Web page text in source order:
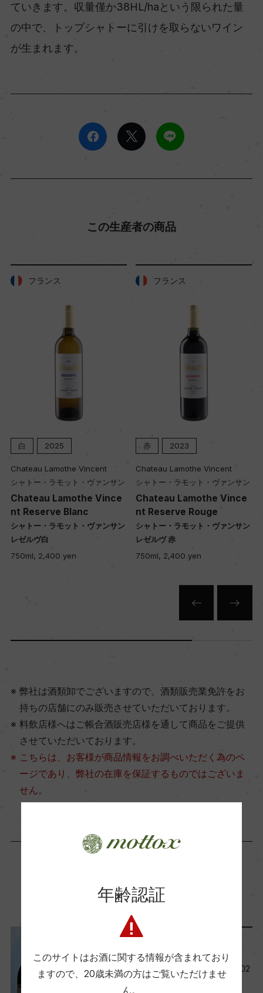
ていきます。収量僅か38HL/haという限られた量
の中で、トップシャトーに引けを取らないワイン
が生まれます。
この生産者の商品
フランス
赤 2023
Chateau Lamothe Vincent
シャトー・ラモット・ヴァンサン
Chateau Lamothe Vince
nt Reserve Rouge
シャトー・ラモット・ヴァンサン
レゼルヴ 赤
750ml, 2,400 yen
フランス
赤 2022
Chateau Lamothe Vincent
シャトー・ラモット・ヴァンサン
Chateau Lamothe Vince
nt Heritage
シャトー・ラモット・ヴァンサン
エリタージュ
750ml, 3,000 yen
弊社は酒類卸でございますので、酒類販売業免許をお
持ちの店舗にのみ販売させていただいております。
料飲店様へはご帳合酒販売店様を通して商品をご提供
させていただいております。
こちらは、お客様が商品情報をお調べいただく為のペ
ージであり、弊社の在庫を保証するものではございま
せん。
関連記事
今月の新規取り扱い商品【202
6年7月】
年齢認証
このサイトはお酒に関する情報が含まれており
ますので、 20歳未満の方はご覧いただけませ
ん。